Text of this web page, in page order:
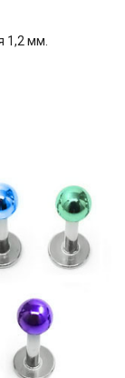
1,2 мм.